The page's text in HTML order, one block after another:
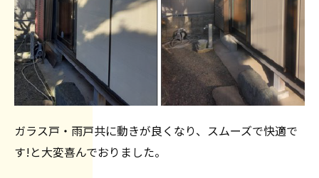
ガラス戸・雨戸共に動きが良くなり、スムーズで快適で
す!と大変喜んでおりました。